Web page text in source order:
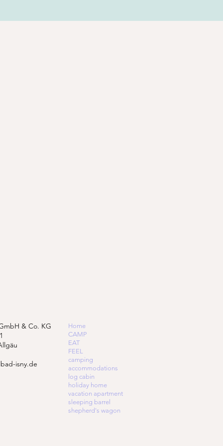
& Co. KG
isny.de
Home
CAMP
EAT
FEEL
camping
accommodations
log cabin
holiday home
vacation apartment
sleeping barrel
shepherd's wagon